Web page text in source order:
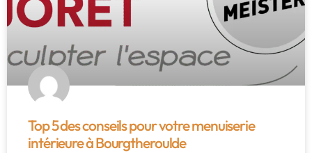
Top 5 des conseils pour votre menuiserie
intérieure à Bourgtheroulde